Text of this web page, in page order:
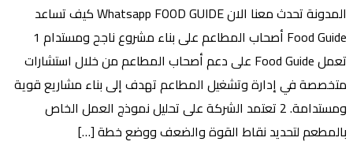
المدونة تحدث معنا الان Whatsapp FOOD GUIDE كيف تساعد
Food Guide أصحاب المطاعم على بناء مشروع ناجح ومستدام 1
تعمل Food Guide على دعم أصحاب المطاعم من خلال استشارات
متخصصة في إدارة وتشغيل المطاعم تهدف إلى بناء مشاريع قوية
ومستدامة. 2 تعتمد الشركة على تحليل نموذج العمل الخاص
بالمطعم لتحديد نقاط القوة والضعف ووضع خطة […]